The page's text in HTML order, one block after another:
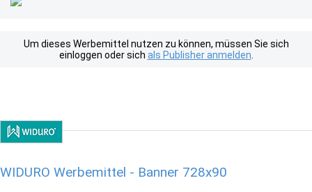
Um dieses Werbemittel nutzen zu können, müssen Sie sich
einloggen oder sich als Publisher anmelden
WIDURO Werbemittel - Banner 728x90